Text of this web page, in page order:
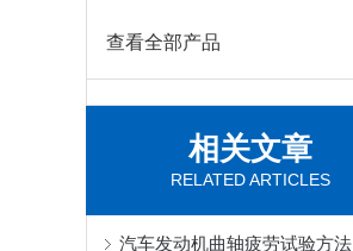
查看全部产品
相关文章
RELATED ARTICLES
汽车发动机曲轴疲劳试验方法